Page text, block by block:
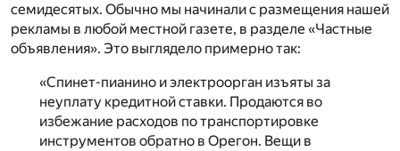
семидесятых. Обычно мы начинали с размещения нашей
рекламы в любой местной газете, в разделе «Частные
объявления». Это выглядело примерно так:
«Спинет-пианино и электроорган изъяты за
неуплату кредитной ставки. Продаются во
избежание расходов по транспортировке
инструментов обратно в Орегон. Вещи в